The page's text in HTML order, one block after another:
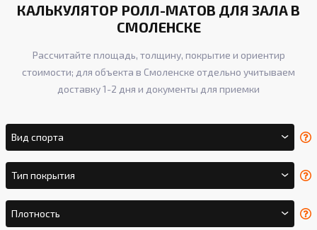
КАЛЬКУЛЯТОР РОЛЛ-МАТОВ ДЛЯ ЗАЛА В
СМОЛЕНСКЕ
Рассчитайте площадь, толщину, покрытие и ориентир
стоимости; для объекта в Смоленске отдельно учитываем
доставку 1-2 дня и документы для приемки
Вид спорта
Тип покрытия
Плотность